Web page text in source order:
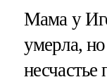
Мама у
умерла,
несчастье